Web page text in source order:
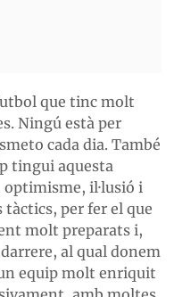
que tinc molt
Ningú està per
cada dia. També
tingui aquesta
il·lusió i
tàctics, per fer el que
molt preparats i,
al qual donem
equip molt enriquit